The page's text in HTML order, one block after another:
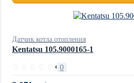
Датчик котла отопления
Kentatsu 105.9000165-1
0